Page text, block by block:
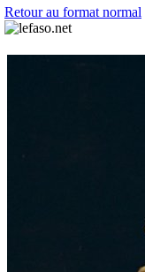
Retour au format normal